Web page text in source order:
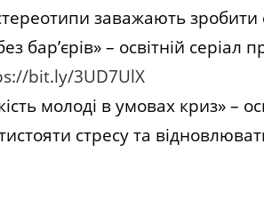
заважають зробити
бар’єрів» – освітній серіал
bit.ly/3UD7UlX
молоді в умовах криз» –
стресу та